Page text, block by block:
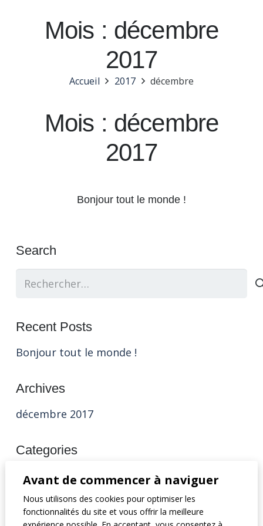
Mois : décembre
2017
Accueil 2017 décembre
Mois : décembre
2017
Bonjour tout le monde !
Search
Rechercher :
Recent Posts
Bonjour tout le monde !
Archives
décembre 2017
Categories
Non classifié(e)
Meta
Avant de commencer à naviguer
Nous utilisons des cookies pour optimiser les
fonctionnalités du site et vous offrir la meilleure